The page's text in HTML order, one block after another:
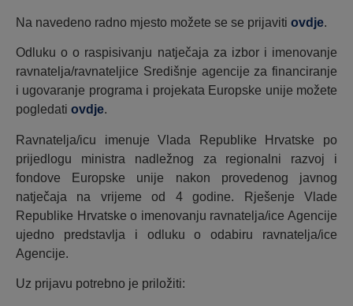
Na navedeno radno mjesto možete se se prijaviti ovdje.
Odluku o o raspisivanju natječaja za izbor i imenovanje
ravnatelja/ravnateljice Središnje agencije za financiranje
i ugovaranje programa i projekata Europske unije možete
pogledati ovdje.
Ravnatelja/icu imenuje Vlada Republike Hrvatske po
prijedlogu ministra nadležnog za regionalni razvoj i
fondove Europske unije nakon provedenog javnog
natječaja na vrijeme od 4 godine. Rješenje Vlade
Republike Hrvatske o imenovanju ravnatelja/ice Agencije
ujedno predstavlja i odluku o odabiru ravnatelja/ice
Agencije.
Uz prijavu potrebno je priložiti: